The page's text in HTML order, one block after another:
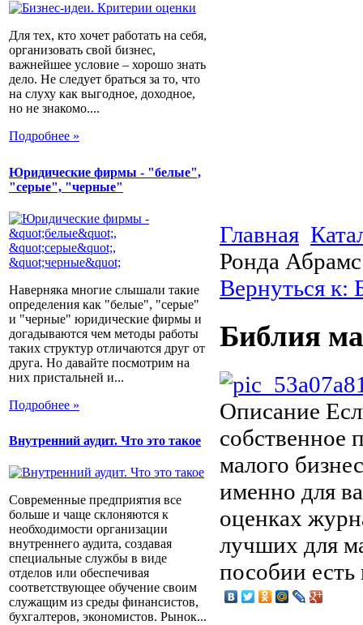
Для тех, кто хочет работать на себя,
организовать свой бизнес,
важнейшее условие – хорошо знать
дело. Не следует браться за то, что
на слуху как выгодное, доходное,
но не знакомо....
Подробнее »
Юридические фирмы - "белые",
"серые", "черные"
Наверняка многие слышали такие
определения как "белые", "серые"
и "черные" юридические фирмы и
догадываются чем методы работы
таких структур отличаются друг от
друга. Но давайте посмотрим на
них пристальней и...
Подробнее »
Внутренний аудит. Что это такое
Современные предприятия все
больше и чаще склоняются к
необходимости организации
внутреннего аудита, создавая
специальные службы в виде
отделов или обеспечивая
соответствующее обучение своим
служащим из среды финансистов,
бухгалтеров, экономистов. Рынок...
Главная
Ронда Абрамс
Вернуться к:
Библия
Описание
собственное
малого
именно для
оценках
лучших для
пособии